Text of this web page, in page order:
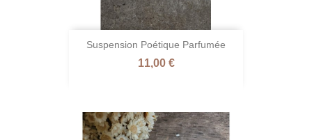
Suspension Poétique Parfumée
Prix
11,00 €